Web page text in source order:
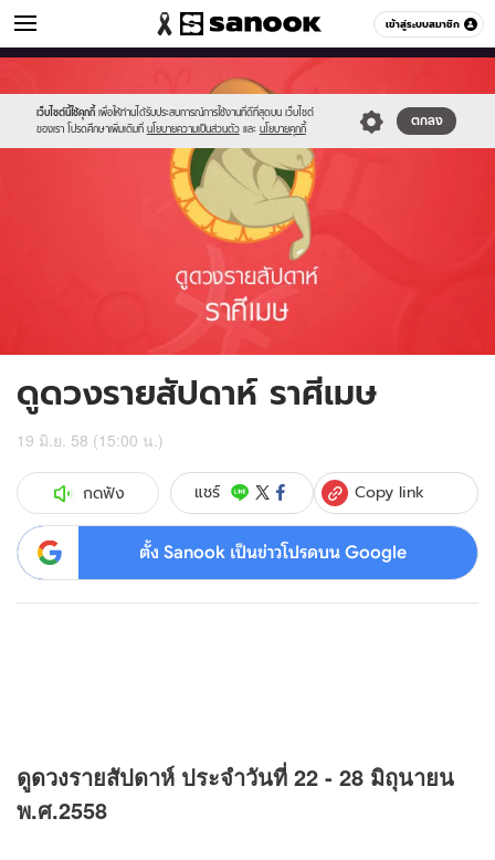
เข้าสู่ระบบสมาชิก
ดูดวง หมวดอื่นๆ
เว็บไซต์นี้ใช้คุกกี้ เพื่อให้ท่านได้รับประสบการณ์การใช้งานที่ดีที่สุดบน เว็บไซต์
ของเรา โปรดศึกษาเพิ่มเติมที่ นโยบายความเป็นส่วนตัว และ นโยบายคุกกี้
ตกลง
new-
sanook.png
ดูดวงรายสัปดาห์ ราศีเมษ
19 มิ.ย. 58 (15:00 น.)
กดฟัง แชร์ Copy link
ตั้ง Sanook เป็นข่าวโปรดบน Google
ดูดวงรายสัปดาห์ ประจำวันที่ 22 - 28 มิถุนายน
พ.ศ.2558